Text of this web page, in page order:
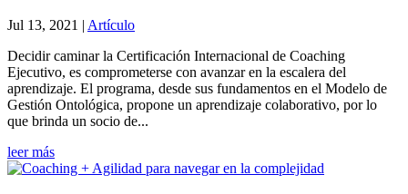
Jul 13, 2021 | Artículo
Decidir caminar la Certificación Internacional de Coaching
Ejecutivo, es comprometerse con avanzar en la escalera del
aprendizaje. El programa, desde sus fundamentos en el Modelo de
Gestión Ontológica, propone un aprendizaje colaborativo, por lo
que brinda un socio de...
leer más